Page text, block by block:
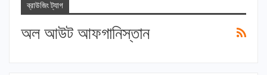
ব্রাউজিং ট্যাগ
অল আউট আফগানিস্তান